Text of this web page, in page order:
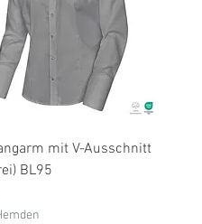
mit V-Ausschnitt
BL95